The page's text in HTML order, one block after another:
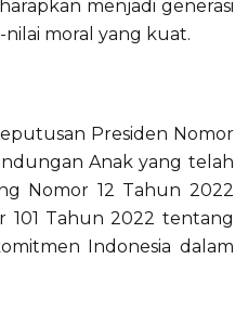
menjadi generasi
moral yang kuat.
Presiden Nomor
Anak yang telah
Nomor 12 Tahun 2022
101 Tahun 2022 tentang
Indonesia dalam